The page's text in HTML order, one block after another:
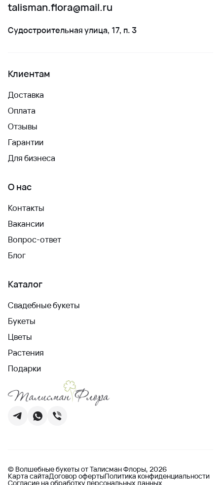
talisman.flora@mail.ru
Судостроительная улица, 17, п. 3
Клиентам
Доставка
Оплата
Отзывы
Гарантии
Для бизнеса
О нас
Контакты
Вакансии
Вопрос-ответ
Блог
Каталог
Свадебные букеты
Букеты
Цветы
Растения
Подарки
© Волшебные букеты от Талисман Флоры, 2026
Карта сайтаДоговор офертыПолитика конфиденциальности
Согласие на обработку персональных данных